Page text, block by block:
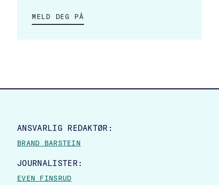
MELD DEG PÅ
SITE FOOTER
ANSVARLIG REDAKTØR:
BRAND BARSTEIN
JOURNALISTER:
EVEN FINSRUD